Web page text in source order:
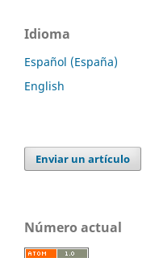
Idioma
Español (España)
English
Enviar un artículo
Número actual